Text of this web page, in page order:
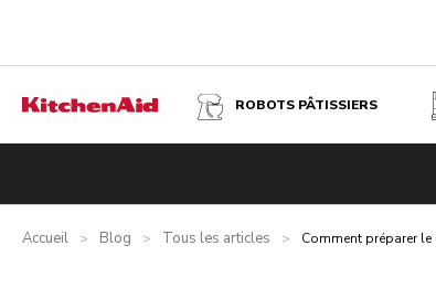
ROBOTS PÂTISSIERS
Accueil > Blog > Tous les articles > Comment préparer